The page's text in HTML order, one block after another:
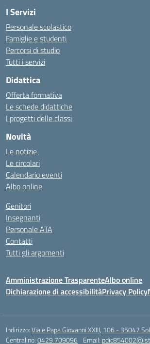
I Servizi
Personale scolastico
Famiglie e studenti
Percorsi di studio
Tutti i servizi
Didattica
Offerta formativa
Le schede didattiche
I progetti delle classi
Novità
Le notizie
Le circolari
Calendario eventi
Albo online
Genitori
Insegnanti
Personale ATA
Contatti
Tutti gli argomenti
Amministrazione TrasparenteAlbo online
Dichiarazione di accessibilitàPrivacy Policy
Indirizzo:Viale Papa Giovanni XXIII, 106 - 35047
Centralino:0429 709096 Email: